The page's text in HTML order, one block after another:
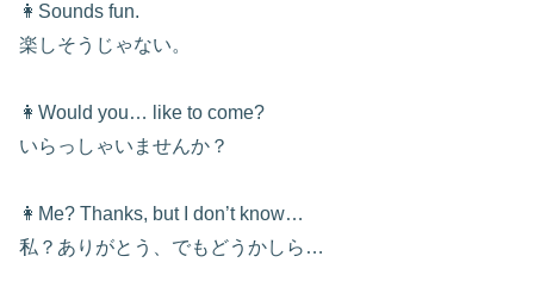
👩Sounds fun.
楽しそうじゃない。
👩Would you… like to come?
いらっしゃいませんか？
👩Me? Thanks, but I don’t know…
私？ありがとう、でもどうかしら…